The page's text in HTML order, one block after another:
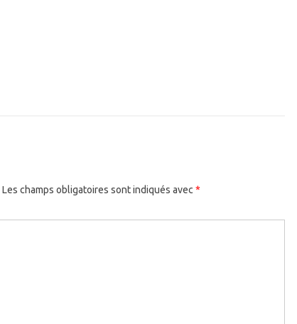
Les champs obligatoires sont indiqués avec *